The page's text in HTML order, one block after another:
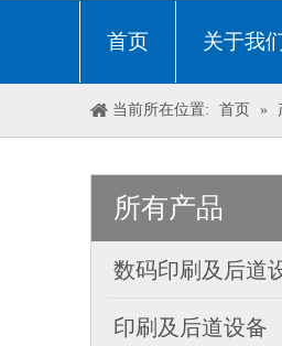
首页 关于我
当前所在位置: 首页 »
所有产品
数码印刷及后道
印刷及后道设备